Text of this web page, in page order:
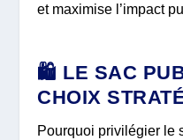
et maximise l’impact
🛍️ LE SAC
CHOIX
Pourquoi privilégier le